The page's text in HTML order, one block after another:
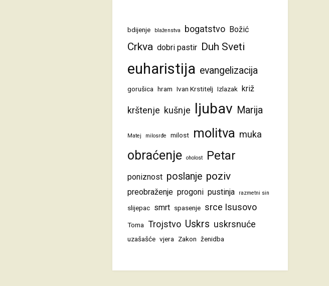
bdijenje blaženstva bogatstvo Božić
Crkva dobri pastir Duh Sveti
euharistija evangelizacija
gorušica hram Ivan Krstitelj Izlazak križ
krštenje kušnje ljubav Marija
Matej milosrđe milost molitva muka
obraćenje oholost Petar
poniznost poslanje poziv
preobraženje progoni pustinja razmetni sin
slijepac smrt spasenje srce Isusovo
Toma Trojstvo Uskrs uskrsnuće
uzašašće vjera Zakon ženidba